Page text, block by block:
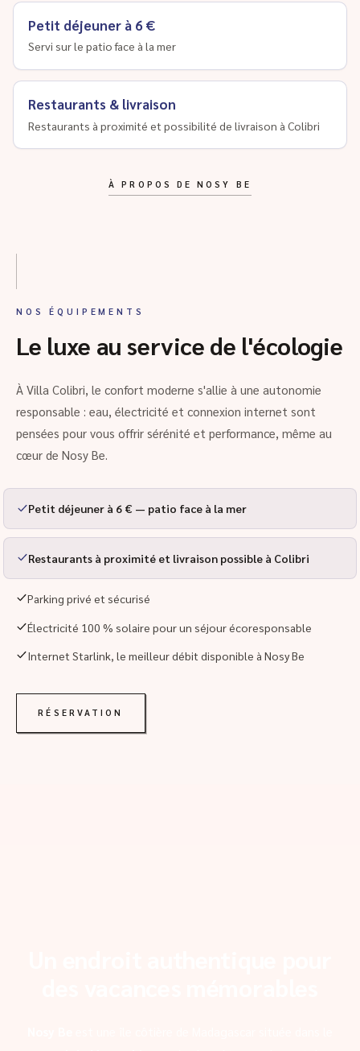
Petit déjeuner à 6 €
Servi sur le patio face à la mer
Restaurants & livraison
Restaurants à proximité et possibilité de livraison à Colibri
À PROPOS DE NOSY BE
NOS ÉQUIPEMENTS
Le luxe au service de l'écologie
À Villa Colibri, le confort moderne s'allie à une autonomie
responsable : eau, électricité et connexion internet sont
pensées pour vous offrir sérénité et performance, même au
cœur de Nosy Be.
Petit déjeuner à 6 € — patio face à la mer
Restaurants à proximité et livraison possible à Colibri
Parking privé et sécurisé
Électricité 100 % solaire pour un séjour écoresponsable
Internet Starlink, le meilleur débit disponible à Nosy Be
RÉSERVATION